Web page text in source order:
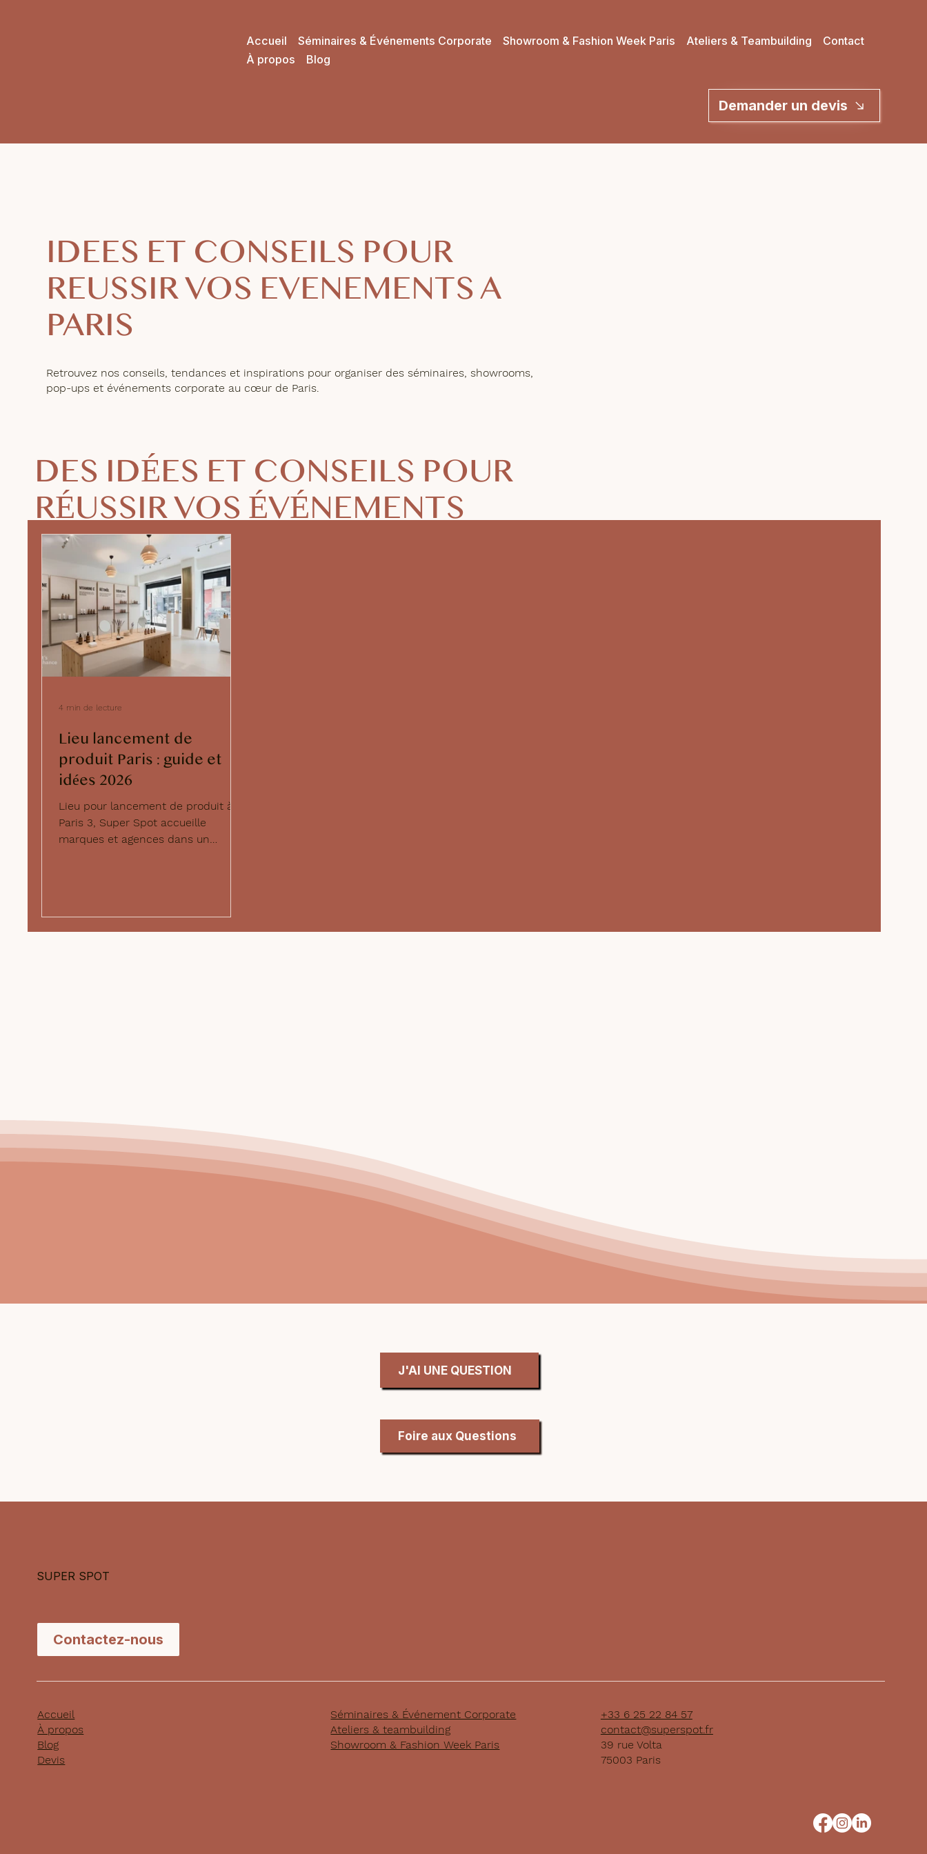
Accueil Séminaires & Événements Corporate Showroom & Fashion Week Paris Ateliers & Teambuilding
Contact
À propos
Blog
Demander un devis
IDEES ET CONSEILS POUR
REUSSIR VOS EVENEMENTS A
PARIS
Retrouvez nos conseils, tendances et inspirations pour organiser des séminaires, showrooms,
pop-ups et événements corporate au cœur de Paris.
DES IDÉES ET CONSEILS POUR
RÉUSSIR VOS ÉVÉNEMENTS
Lieu lancement de
produit Paris : guide et
idées 2026
Lieu pour lancement de produit à
Paris 3, Super Spot accueille
marques et agences dans un
4 min de lecture
J'AI UNE QUESTION
Foire aux Questions
SUPER SPOT
Contactez-nous
Accueil
À propos
Blog
Devis
Séminaires & Événement Corporate
Ateliers & teambuilding
Showroom & Fashion Week Paris
+33 6 25 22 84 57
contact@superspot.fr
39 rue Volta
75003 Paris